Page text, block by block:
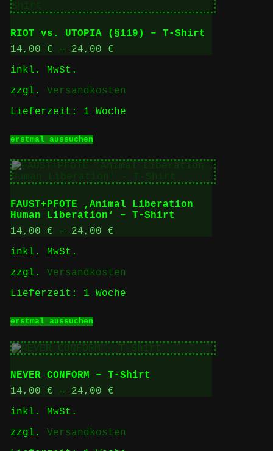
auf.
Die
Optionen
können
gewählt
RIOT vs. UTOPIA (§119) – T-Shirt
14,00 € – 24,00 €
inkl. MwSt.
zzgl. Versandkosten
Lieferzeit: 1 Woche
erstmal aussuchenProdukt
mehrere
Varianten
auf.
Die
Optionen
können
auf
werden
FAUST+PFOTE ‚Animal Liberation
Human Liberation‘ – T-Shirt
14,00 € – 24,00 €
inkl. MwSt.
zzgl. Versandkosten
Lieferzeit: 1 Woche
erstmal aussuchenProdukt
mehrere
Varianten
auf.
Die
Optionen
Produktseite
NEVER CONFORM – T-Shirt
14,00 € – 24,00 €
inkl. MwSt.
zzgl. Versandkosten